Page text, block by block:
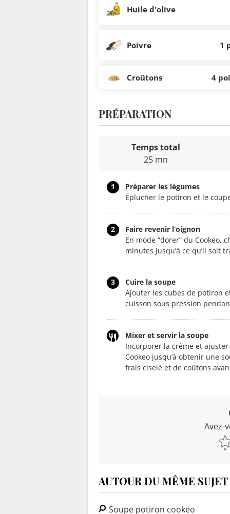
Huile d'olive
Poivre 1
Croûtons 4
PRÉPARATION
Temps total
25 mn
1
Préparer les légumes
Éplucher le potiron et le
2
Faire revenir l’oignon
En mode “dorer” du Cookeo,
minutes jusqu’à ce qu’il soit
3
Cuire la soupe
Ajouter les cubes de potiron
cuisson sous pression
Mixer et servir la soupe
Incorporer la crème et
Cookeo jusqu’à obtenir une
frais ciselé et de coûtons
Avez-
AUTOUR DU MÊME SUJET
Soupe potiron cookeo